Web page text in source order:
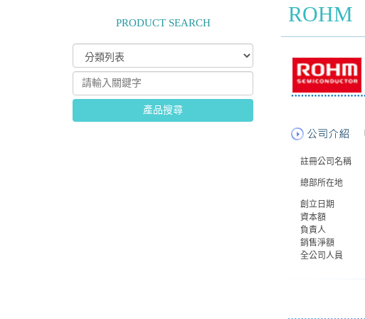
PRODUCT SEARCH
產品搜尋
ROHM
註冊公司名稱
總部所在地
創立日期
資本額
負責人
銷售淨額
全公司人員